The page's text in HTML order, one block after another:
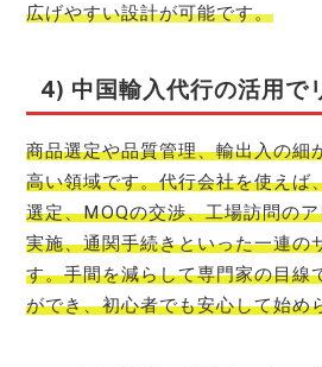
広げやすい設計が可能です。
4) 中国輸入代行の活用で
商品選定や品質管理、輸出入の細
高い領域です。代行会社を使えば
選定、MOQの交渉、工場訪問の
実施、通関手続きといった一連の
す。手間を減らして専門家の目線
ができ、初心者でも安心して始め